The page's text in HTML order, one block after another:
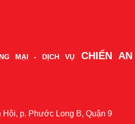
MẠI - DỊCH VỤ CHIẾN AN
p. Phước Long B, Quận 9